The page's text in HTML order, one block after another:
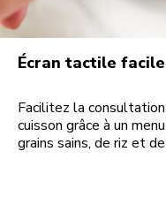
Écran tactile
Facilitez la
cuisson grâce à un
grains sains, de riz et